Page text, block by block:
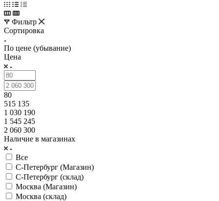
Фильтр
Сортировка
По цене (убывание)
Цена
80
515 135
1 030 190
1 545 245
2 060 300
Наличие в магазинах
Все
С-Петербург (Магазин)
С-Петербург (склад)
Москва (Магазин)
Москва (склад)